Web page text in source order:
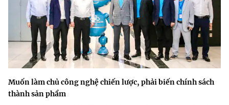
Muốn làm chủ công nghệ chiến lược, phải biến chính sách
thành sản phẩm